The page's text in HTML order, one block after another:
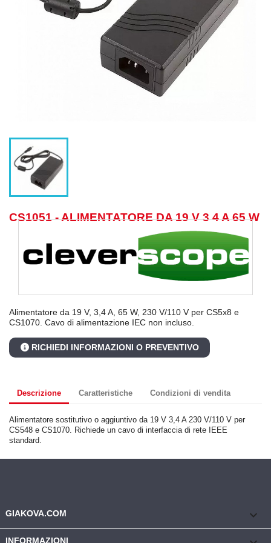
CS1051 - ALIMENTATORE DA 19 V 3 4 A 65 W
Alimentatore da 19 V, 3,4 A, 65 W, 230 V/110 V per CS5x8 e
CS1070. Cavo di alimentazione IEC non incluso.
RICHIEDI INFORMAZIONI O PREVENTIVO
Descrizione Caratteristiche Condizioni di vendita
Alimentatore sostitutivo o aggiuntivo da 19 V 3,4 A 230 V/110 V per
CS548 e CS1070. Richiede un cavo di interfaccia di rete IEEE
standard.
GIAKOVA.COM keyboard_arrow_down
INFORMAZIONI